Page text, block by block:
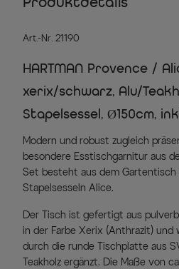
Produktdetails
Art.-Nr. 21190
HARTMAN Provence /
xerix/schwarz, Alu/
Stapelsessel, Ø150cm,
Modern und robust zugleich
besondere Esstischgarnitur aus
Set besteht aus dem Gartentisch
Stapelsesseln Alice.
Der Tisch ist gefertigt aus
in der Farbe Xerix (Anthrazit)
durch die runde Tischplatte aus
Teakholz ergänzt. Die Maße von